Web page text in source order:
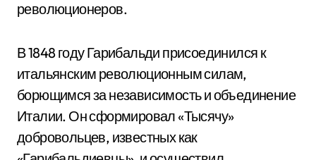
революционеров.
В 1848 году Гарибальди присоединился к
итальянским революционным силам,
борющимся за независимость и объединение
Италии. Он сформировал «Тысячу»
добровольцев, известных как